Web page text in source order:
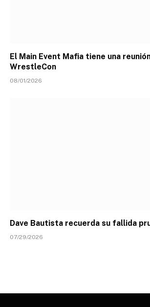
El Main Event Mafia tiene una
WrestleCon
08/01/2026
Dave Bautista recuerda su fallida
07/29/2026